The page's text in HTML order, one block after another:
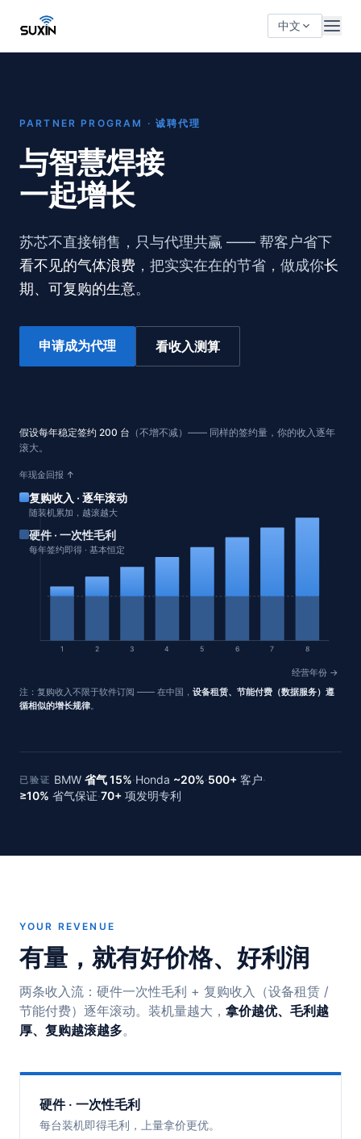
中文
PARTNER PROGRAM · 诚聘代理
与智慧焊接
一起增长
苏芯不直接销售，只与代理共赢 —— 帮客户省下
看不见的气体浪费 ，把实实在在的节省，做成你长
期、可复购的生意。
申请成为代理 看收入测算
假设每年稳定签约 200 台 （不增不减）—— 同样的签约量，你的收入逐年
滚大。
1 2 3 4 5 6 7 8
年现金回报 ↑
复购收入 · 逐年滚动
随装机累加，越滚越大
硬件 · 一次性毛利
每年签约即得 · 基本恒定
经营年份 →
注：复购收入不限于软件订阅 —— 在中国， 设备租赁、节能付费（数据服务）遵
循相似的增长规律。
已验证 BMW 省气 15%·Honda ~20%·500+客户·
≥10% 省气保证·70+ 项发明专利
YOUR REVENUE
有量，就有好价格、好利润
两条收入流：硬件一次性毛利 + 复购收入（设备租赁 /
节能付费）逐年滚动。装机量越大， 拿价越优、毛利越
厚、复购越滚越多。
硬件 · 一次性毛利
每台装机即得毛利，上量拿价更优。